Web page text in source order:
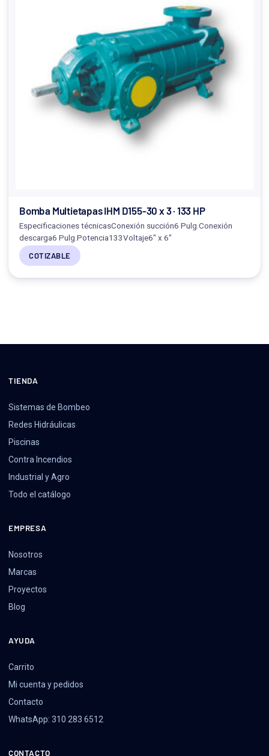
Bomba Multietapas IHM D155-30 x 3 · 133 HP
Especificaciones técnicasConexión succión6 Pulg.Conexión
descarga6 Pulg.Potencia133Voltaje6" x 6"
COTIZABLE
TIENDA
Sistemas de Bombeo
Redes Hidráulicas
Piscinas
Contra Incendios
Industrial y Agro
Todo el catálogo
EMPRESA
Nosotros
Marcas
Proyectos
Blog
AYUDA
Carrito
Mi cuenta y pedidos
Contacto
WhatsApp: 310 283 6512
CONTACTO